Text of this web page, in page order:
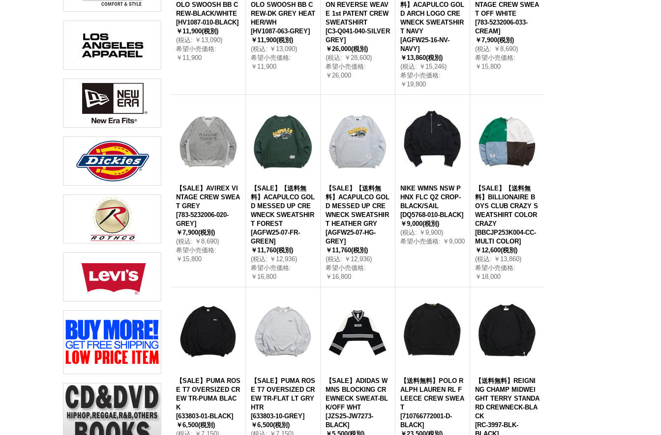
OLO SWOOSH BB C
REW-BLACK/WHITE
[HV1087-010-BLACK]
￥11,900(税別)
(税込: ￥13,090)
希望小売価格:
￥11,900
OLO SWOOSH BB C
REW-DK GREY HEAT
HER/WH
[HV1087-063-GREY]
￥11,900(税別)
(税込: ￥13,090)
希望小売価格:
￥11,900
ON REVERSE WEAV
E 1st PATENT CREW
SWEATSHIRT
[C3-Q041-040-SILVER
GREY]
￥26,000(税別)
(税込: ￥28,600)
希望小売価格:
￥26,000
料】ACAPULCO GOL
D ARCH LOGO CRE
WNECK SWEATSHIR
T NAVY
[AGFW25-16-NV-
NAVY]
￥13,860(税別)
(税込: ￥15,246)
希望小売価格:
￥19,800
NTAGE CREW SWEA
T OFF WHITE
[783-5232006-033-
CREAM]
￥7,900(税別)
(税込: ￥8,690)
希望小売価格:
￥15,800
【SALE】AVIREX VI
NTAGE CREW SWEA
T GREY
[783-5232006-020-
GREY]
￥7,900(税別)
(税込: ￥8,690)
希望小売価格:
￥15,800
【SALE】【送料無
料】ACAPULCO GOL
D MESSED UP CRE
WNECK SWEATSHIR
T FOREST
[AGFW25-07-FR-
GREEN]
￥11,760(税別)
(税込: ￥12,936)
希望小売価格:
￥16,800
【SALE】【送料無
料】ACAPULCO GOL
D MESSED UP CRE
WNECK SWEATSHIR
T HEATHER GRY
[AGFW25-07-HG-
GREY]
￥11,760(税別)
(税込: ￥12,936)
希望小売価格:
￥16,800
NIKE WMNS NSW P
HNX FLC QZ CROP-
BLACK/SAIL
[DQ5768-010-BLACK]
￥9,000(税別)
(税込: ￥9,900)
希望小売価格: ￥9,000
【SALE】【送料無
料】BILLIONAIRE B
OYS CLUB CRAZY S
WEATSHIRT COLOR
CRAZY
[BBCJP253K004-CC-
MULTI COLOR]
￥12,600(税別)
(税込: ￥13,860)
希望小売価格:
￥18,000
【SALE】PUMA ROS
E T7 OVERSIZED CR
EW TR-PUMA BLAC
K
[633803-01-BLACK]
￥6,500(税別)
【SALE】PUMA ROS
E T7 OVERSIZED CR
EW TR-FLAT LT GRY
HTR
[633803-10-GREY]
￥6,500(税別)
【SALE】ADIDAS W
MNS BLOCKING CR
EWNECK SWEAT-BL
K/OFF WHT
[JZS25-JW7273-
BLACK]
【送料無料】POLO R
ALPH LAUREN RL F
LEECE CREW SWEA
T
[710766772001-D-
BLACK]
【送料無料】REIGNI
NG CHAMP MIDWEI
GHT TERRY STANDA
RD CREWNECK-BLA
CK
[RC-3997-BLK-